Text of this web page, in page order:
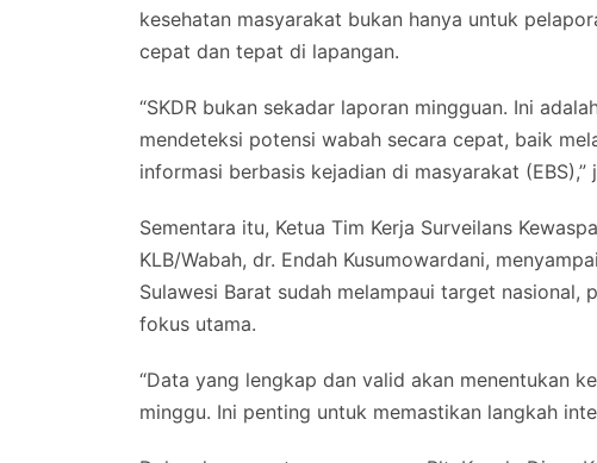
kesehatan masyarakat bukan hanya untuk
cepat dan tepat di lapangan.
“SKDR bukan sekadar laporan mingguan. Ini
mendeteksi potensi wabah secara cepat, baik
informasi berbasis kejadian di masyarakat (EBS),”
Sementara itu, Ketua Tim Kerja Surveilans
KLB/Wabah, dr. Endah Kusumowardani,
Sulawesi Barat sudah melampaui target
fokus utama.
“Data yang lengkap dan valid akan menentukan
minggu. Ini penting untuk memastikan langkah